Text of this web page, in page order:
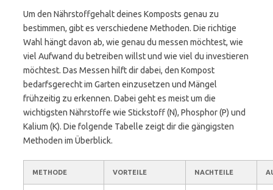
Um den Nährstoffgehalt deines Komposts genau zu
bestimmen, gibt es verschiedene Methoden. Die richtige
Wahl hängt davon ab, wie genau du messen möchtest, wie
viel Aufwand du betreiben willst und wie viel du investieren
möchtest. Das Messen hilft dir dabei, den Kompost
bedarfsgerecht im Garten einzusetzen und Mängel
frühzeitig zu erkennen. Dabei geht es meist um die
wichtigsten Nährstoffe wie Stickstoff (N), Phosphor (P) und
Kalium (K). Die folgende Tabelle zeigt dir die gängigsten
Methoden im Überblick.
METHODE VORTEILE NACHTEILE